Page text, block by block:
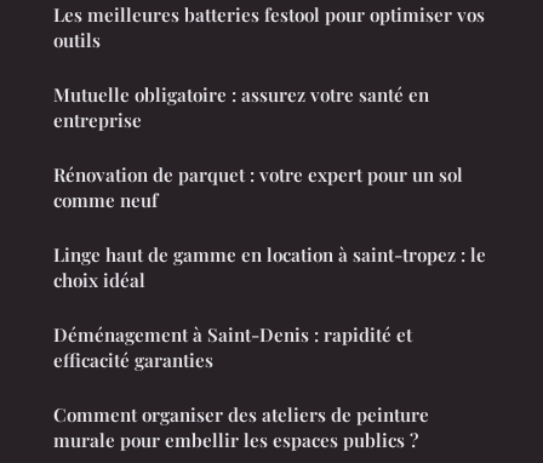
Les meilleures batteries festool pour optimiser vos
outils
Mutuelle obligatoire : assurez votre santé en
entreprise
Rénovation de parquet : votre expert pour un sol
comme neuf
Linge haut de gamme en location à saint-tropez : le
choix idéal
Déménagement à Saint-Denis : rapidité et
efficacité garanties
Comment organiser des ateliers de peinture
murale pour embellir les espaces publics ?